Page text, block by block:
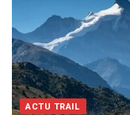
ACTU TRAIL